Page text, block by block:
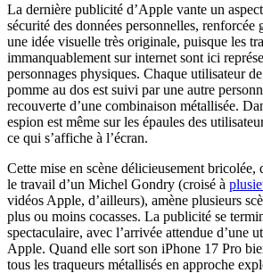
La dernière publicité d’Apple vante un
sécurité des données personnelles, renforcée
une idée visuelle très originale, puisque les
immanquablement sur internet sont ici
personnages physiques. Chaque utilisateur
pomme au dos est suivi par une autre
recouverte d’une combinaison métallisée.
espion est même sur les épaules des
ce qui s’affiche à l’écran.
Cette mise en scène délicieusement
le travail d’un Michel Gondry (croisé à
vidéos Apple, d’ailleurs), amène plusieurs
plus ou moins cocasses. La publicité se
spectaculaire, avec l’arrivée attendue d’une
Apple. Quand elle sort son iPhone 17 Pro
tous les traqueurs métallisés en approche